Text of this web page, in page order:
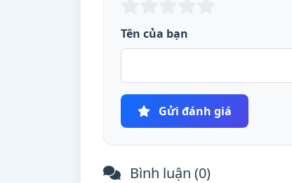
Tên của bạn
Gửi đánh giá
Bình luận (0)